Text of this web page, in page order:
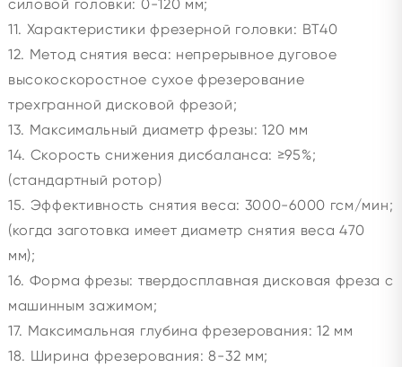
силовой головки: 0-120 мм;
11. Характеристики фрезерной головки: BT40
12. Метод снятия веса: непрерывное дуговое
высокоскоростное сухое фрезерование
трехгранной дисковой фрезой;
13. Максимальный диаметр фрезы: 120 мм
14. Скорость снижения дисбаланса: ≥95%;
(стандартный ротор)
15. Эффективность снятия веса: 3000-6000 гсм/мин;
(когда заготовка имеет диаметр снятия веса 470
мм);
16. Форма фрезы: твердосплавная дисковая фреза с
машинным зажимом;
17. Максимальная глубина фрезерования: 12 мм
18. Ширина фрезерования: 8-32 мм;